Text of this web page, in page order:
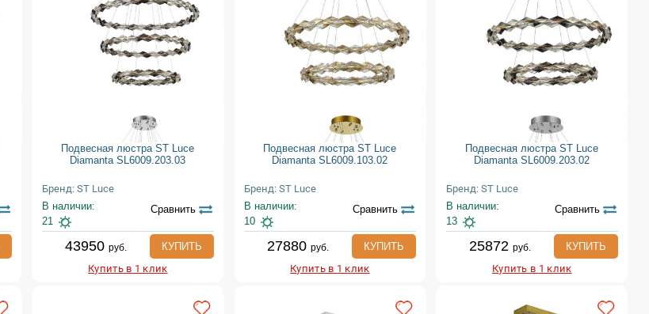
Подвесная люстра ST Luce
Diamanta SL6009.203.03
Бренд: ST Luce
В наличии:
21
Сравнить
43950 руб.
КУПИТЬ
Купить в 1 клик
Подвесная люстра ST Luce
Diamanta SL6009.103.02
Бренд: ST Luce
В наличии:
10
Сравнить
27880 руб.
КУПИТЬ
Купить в 1 клик
Подвесная люстра ST Luce
Diamanta SL6009.203.02
Бренд: ST Luce
В наличии:
13
Сравнить
25872 руб.
КУПИТЬ
Купить в 1 клик